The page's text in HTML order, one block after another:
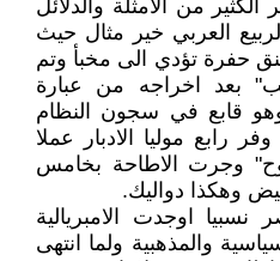
من الامثلة والدلائل
العربي خير مثال حيث
حفرة تؤدي الى مخبأ وتم
بعد اخراجه من عبارة
قابع في سجون النظام
رابع موليا الادبار عملا
وجرت الاطاحة بخامس
وهكذا دواليك.
نسبيا اوجدت الامبريالية
والمذهبية ولما انتهى